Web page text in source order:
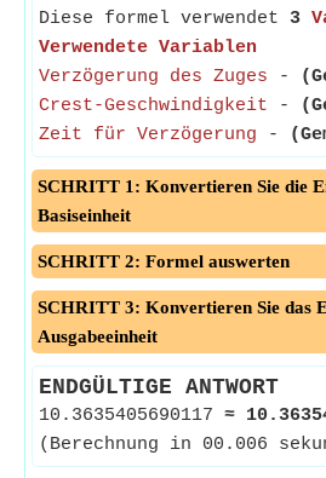
Diese formel verwendet 3
Verwendete Variablen
Verzögerung des Zuges -
Crest-Geschwindigkeit -
Zeit für Verzögerung -
SCHRITT 1: Konvertieren Sie die
Basiseinheit
SCHRITT 2: Formel auswerten
SCHRITT 3: Konvertieren Sie das
Ausgabeeinheit
ENDGÜLTIGE ANTWORT
10.3635405690117 ≈
(Berechnung in 00.006